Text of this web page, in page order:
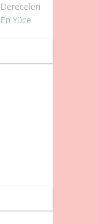
Dereceleri
En Yüce